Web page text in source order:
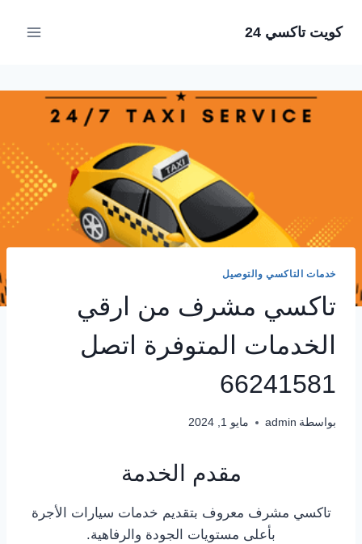
كويت تاكسي 24
خدمات التاكسي والتوصيل
تاكسي مشرف من ارقي
الخدمات المتوفرة اتصل
66241581
بواسطة admin مايو 1, 2024
مقدم الخدمة
تاكسي مشرف معروف بتقديم خدمات سيارات الأجرة
بأعلى مستويات الجودة والرفاهية.